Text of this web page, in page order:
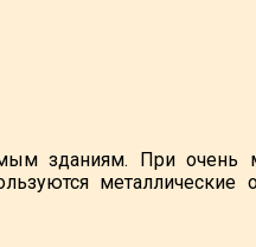
зданиям. При очень